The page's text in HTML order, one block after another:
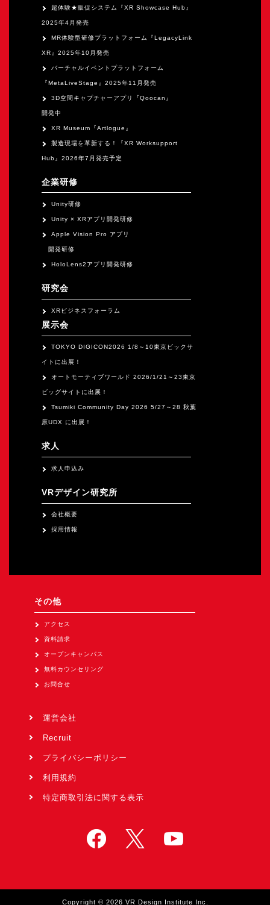
超体験★販促システム『XR Showcase Hub』
2025年4月発売
MR体験型研修プラットフォーム『LegacyLink
XR』2025年10月発売
バーチャルイベントプラットフォーム
『MetaLiveStage』2025年11月発売
3D空間キャプチャーアプリ『Qoocan』
開発中
XR Museum『Artlogue』
製造現場を革新する！『XR Worksupport
Hub』2026年7月発売予定
企業研修
Unity研修
Unity × XRアプリ開発研修
Apple Vision Pro アプリ
開発研修
HoloLens2アプリ開発研修
研究会
XRビジネスフォーラム
展示会
TOKYO DIGICON2026 1/8～10東京ビックサ
イトに出展！
オートモーティブワールド 2026/1/21～23東京
ビッグサイトに出展！
Tsumiki Community Day 2026 5/27～28 秋葉
原UDX に出展！
求人
求人申込み
VRデザイン研究所
会社概要
採用情報
その他
アクセス
資料請求
オープンキャンパス
無料カウンセリング
お問合せ
運営会社
Recruit
プライバシーポリシー
利用規約
特定商取引法に関する表示
Copyright © 2026 VR Design Institute Inc.